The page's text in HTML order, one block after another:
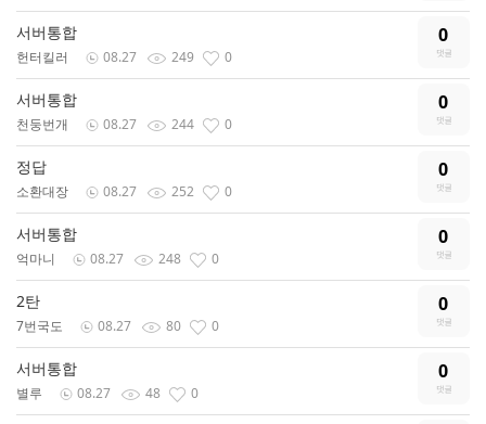
서버통합 0
헌터킬러 08.27 249 0
서버통합 0
천둥번개 08.27 244 0
정답 0
소환대장 08.27 252 0
서버통합 0
억마니 08.27 248 0
2탄 0
7번국도 08.27 80 0
서버통합 0
별루 08.27 48 0